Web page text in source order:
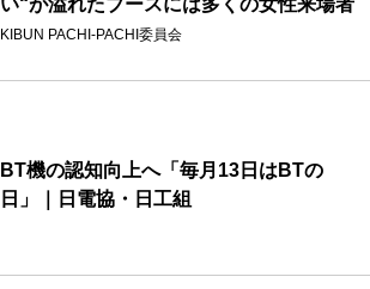
KIBUN PACHI-PACHI委員会
BT機の認知向上へ「毎月13日はBTの
日」｜日電協・日工組